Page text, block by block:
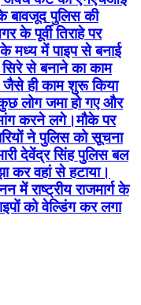
बावजूद पुलिस की
के पूर्वी तिराहे पर
के मध्य में पाइप से बनाई
से बनाने का काम
जैसे ही काम शुरू किया
लोग जमा हो गए और
करने लगे।मौके पर
ने पुलिस को सूचना
देवेंद्र सिंह पुलिस बल
कर वहां से हटाया।
में राष्ट्रीय राजमार्ग के
को वेल्डिंग कर लगा